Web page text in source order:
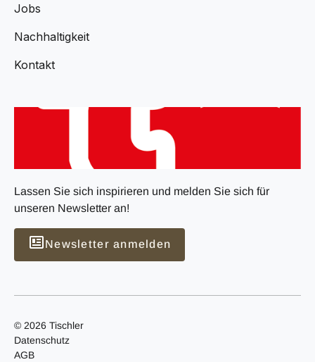
Jobs
Nachhaltigkeit
Kontakt
Lassen Sie sich inspirieren und melden Sie sich für
unseren Newsletter an!
Newsletter anmelden
© 2026 Tischler
Datenschutz
AGB